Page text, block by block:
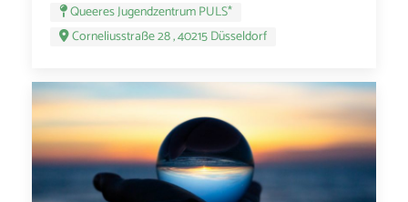
Queeres Jugendzentrum PULS*
Corneliusstraße 28 , 40215 Düsseldorf